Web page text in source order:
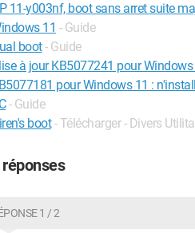
11-y003nf, boot sans arret suite
11 - Guide
boot- Guide
à jour KB5077241 pour Windows
pour Windows 11 :
- Guide
boot - Télécharger - Divers
1 / 2